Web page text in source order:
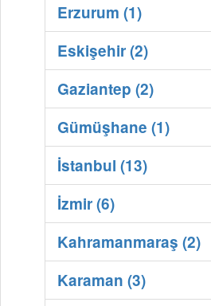
Erzurum (1)
Eskişehir (2)
Gaziantep (2)
Gümüşhane (1)
İstanbul (13)
İzmir (6)
Kahramanmaraş (2)
Karaman (3)